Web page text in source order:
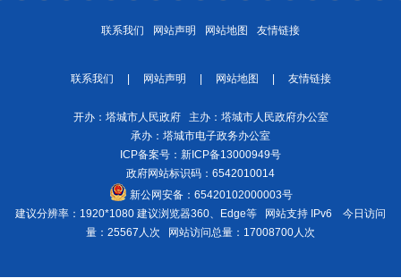
联系我们 网站声明 网站地图 友情链接
联系我们 | 网站声明 | 网站地图 | 友情链接
开办：塔城市人民政府 主办：塔城市人民政府办公室
承办：塔城市电子政务办公室
ICP备案号： 新ICP备13000949号
政府网站标识码：6542010014
新公网安备： 65420102000003号
建议分辨率：1920*1080 建议浏览器360、Edge等 网站支持 IPv6
今日访问
量：25567人次
网站访问总量：17008700人次